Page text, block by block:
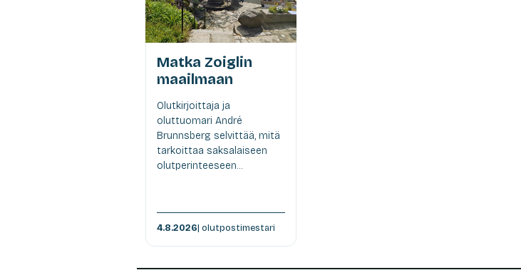
Matka Zoiglin
maailmaan
Olutkirjoittaja ja
oluttuomari André
Brunnsberg selvittää, mitä
tarkoittaa saksalaiseen
olutperinteeseen...
4.8.2026| olutpostimestari